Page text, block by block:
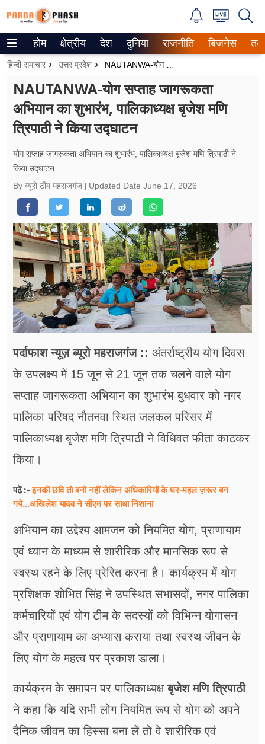
Trending on Google News
वेब स्टोरीज
उत्तर प्रदेश
गैलरी
वीडियो
रिलेशनशिप
जीवन मंत्रा
फूड
सेहत
ब्‍यूटी
जॉब्स
शिक्षा
होम क्षेत्रीय देश दुनिया राजनीति बिज़नेस
हिन्दी समाचार उत्तर प्रदेश
NAUTANWA-योग सप्ताह जागरूकता
अभियान का शुभारंभ, पालिकाध्यक्ष बृजेश मणि
त्रिपाठी ने किया उद्घाटन
योग सप्ताह जागरूकता अभियान का शुभारंभ, पालिकाध्यक्ष बृजेश मणि त्रिपाठी ने
किया उद्घाटन
By ब्यूरो टीम महराजगंज
Updated Date June 17, 2026
पर्दाफाश न्यूज़ ब्यूरो महराजगंज :: अंतर्राष्ट्रीय योग दिवस
के उपलक्ष्य में 15 जून से 21 जून तक चलने वाले योग
सप्ताह जागरूकता अभियान का शुभारंभ बुधवार को नगर
पालिका परिषद नौतनवा स्थित जलकल परिसर में
पालिकाध्यक्ष बृजेश मणि त्रिपाठी ने विधिवत फीता काटकर
किया।
पढ़ें :-इनकी छवि तो बनी नहीं लेकिन अधिकारियों के घर-महल ज़रूर बन
गये...अखिलेश यादव ने सीएम पर साधा​ निशाना
अभियान का उद्देश्य आमजन को नियमित योग, प्राणायाम
एवं ध्यान के माध्यम से शारीरिक और मानसिक रूप से
स्वस्थ रहने के लिए प्रेरित करना है। कार्यक्रम में योग
प्रशिक्षक शोभित सिंह ने उपस्थित सभासदों, नगर पालिका
कर्मचारियों एवं योग टीम के सदस्यों को विभिन्न योगासन
और प्राणायाम का अभ्यास कराया तथा स्वस्थ जीवन के
लिए योग के महत्व पर प्रकाश डाला।
कार्यक्रम के समापन पर पालिकाध्यक्षबृजेश मणि त्रिपाठी
ने कहा कि यदि सभी लोग नियमित रूप से योग को अपने
दैनिक जीवन का हिस्सा बना लें तो वे शारीरिक एवं